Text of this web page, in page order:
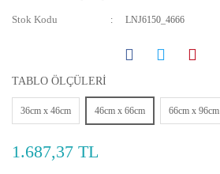
Stok Kodu LNJ6150_4666
TABLO ÖLÇÜLERİ
36cm x 46cm 46cm x 66cm 66cm x 96cm
1.687,37 TL